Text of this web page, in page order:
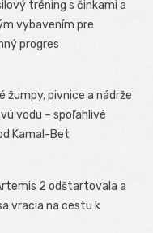
tréning s činkami a
vybavením pre
progres
žumpy, pivnice a nádrže
vodu – spoľahlivé
Kamal-Bet
2 odštartovala a
vracia na cestu k